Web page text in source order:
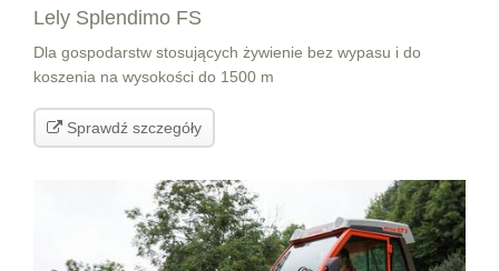
Lely Splendimo FS
Dla gospodarstw stosujących żywienie bez wypasu i do
koszenia na wysokości do 1500 m
Sprawdź szczegóły